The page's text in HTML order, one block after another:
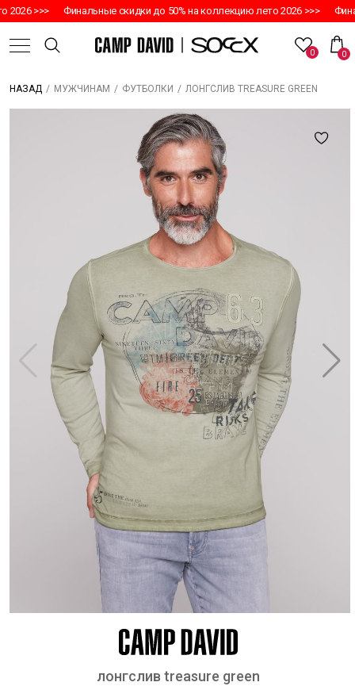
>>> Финальные скидки до 50% на коллекцию лето 2026 >>>
0 0
НАЗАД / МУЖЧИНАМ / ФУТБОЛКИ / ЛОНГСЛИВ TREASURE GREEN
лонгслив treasure green